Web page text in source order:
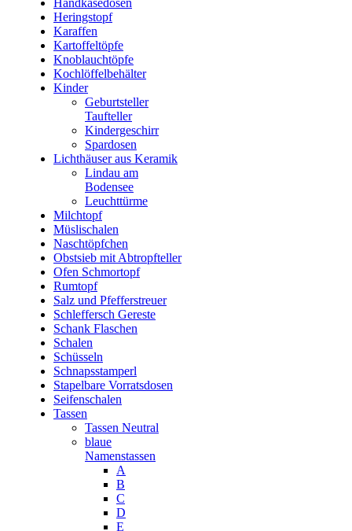
Handkäsedosen
Heringstopf
Karaffen
Kartoffeltöpfe
Knoblauchtöpfe
Kochlöffelbehälter
Kinder
Geburtsteller
Taufteller
Kindergeschirr
Spardosen
Lichthäuser aus Keramik
Lindau am
Bodensee
Leuchttürme
Milchtopf
Müslischalen
Naschtöpfchen
Obstsieb mit Abtropfteller
Ofen Schmortopf
Rumtopf
Salz und Pfefferstreuer
Schleffersch Gereste
Schank Flaschen
Schalen
Schüsseln
Schnapsstamperl
Stapelbare Vorratsdosen
Seifenschalen
Tassen
Tassen Neutral
blaue
Namenstassen
A
B
C
D
E